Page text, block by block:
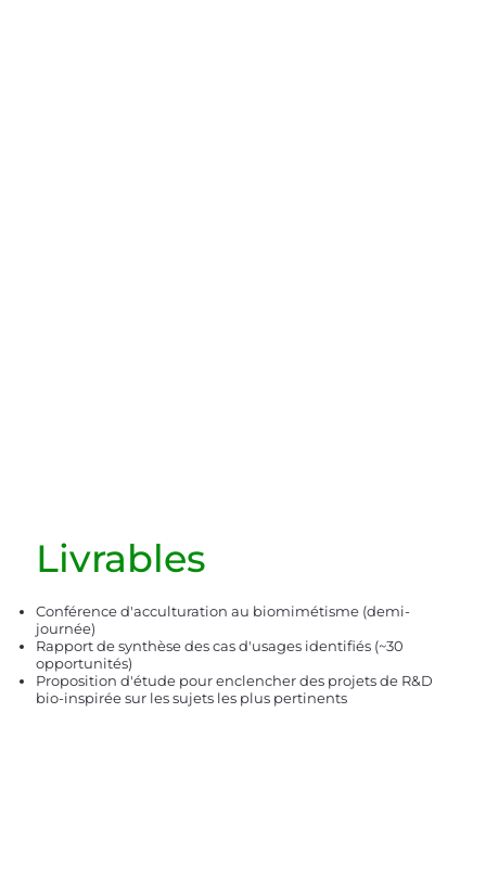
Livrables
Conférence d'acculturation au biomimétisme (demi-
journée)
Rapport de synthèse des cas d'usages identifiés (~30
opportunités)
Proposition d'étude pour enclencher des projets de R&D
bio-inspirée sur les sujets les plus pertinents